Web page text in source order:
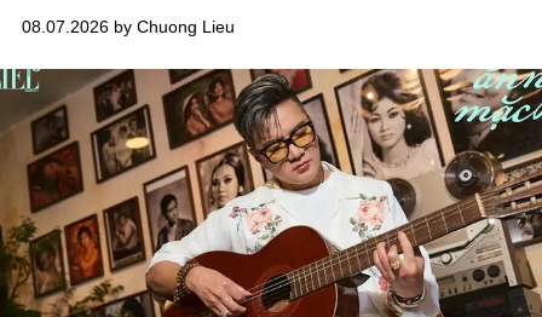
để lắng nghe, kết nối và tin tưởng đồng đội. Với nam
nghệ sĩ, đó cũng là bước chuyển quan trọng trên hành
trình trở thành một producer thực thụ.
08.07.2026 by Chuong Lieu